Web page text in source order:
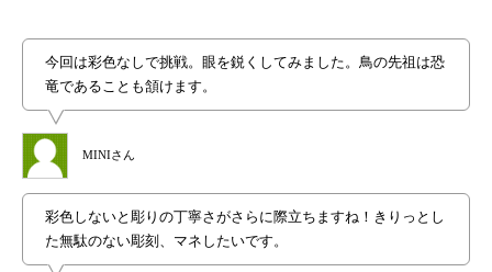
MINIさん
今回は彩色なしで挑戦。眼を鋭くしてみました。鳥の先祖は恐
竜であることも頷けます。
彩色しないと彫りの丁寧さがさらに際立ちますね！きりっとし
た無駄のない彫刻、マネしたいです。